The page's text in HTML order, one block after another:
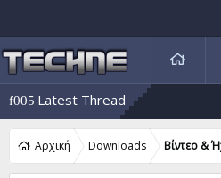
Latest Thread
Αρχική Downloads Βίντεο &